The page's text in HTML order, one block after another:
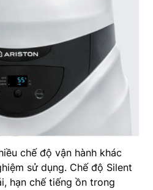
chế độ vận hành khác
sử dụng. Chế độ Silent
hạn chế tiếng ồn trong